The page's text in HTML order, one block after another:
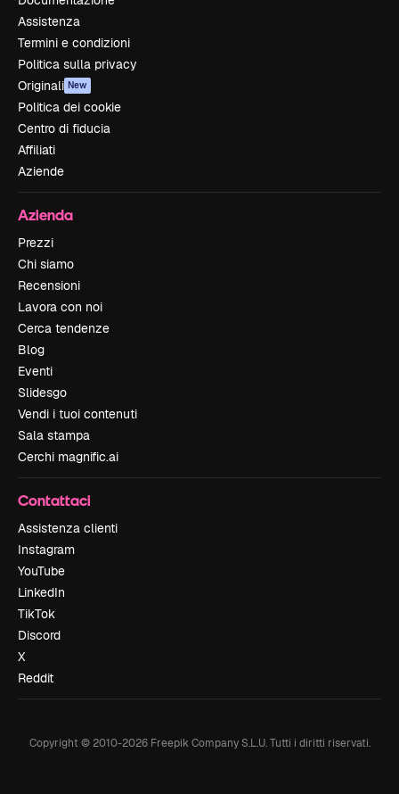
Assistenza
Termini e condizioni
Politica sulla privacy
Originali New
Politica dei cookie
Centro di fiducia
Affiliati
Aziende
Azienda
Prezzi
Chi siamo
Recensioni
Lavora con noi
Cerca tendenze
Blog
Eventi
Slidesgo
Vendi i tuoi contenuti
Sala stampa
Cerchi magnific.ai
Contattaci
Assistenza clienti
Instagram
YouTube
LinkedIn
TikTok
Discord
X
Reddit
Copyright © 2010-2026Freepik Company S.L.U. Tutti i diritti riservati.